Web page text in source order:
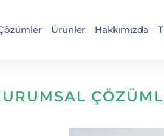
Ürünler Hakkımızda